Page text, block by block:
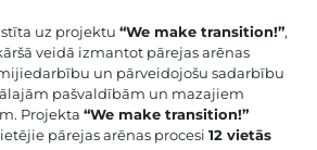
uz projektu “We make transition!”,
veidā izmantot pārejas arēnas
un pārveidojošu sadarbību
pašvaldībām un mazajiem
Projekta “We make transition!”
pārejas arēnas procesi 12 vietās